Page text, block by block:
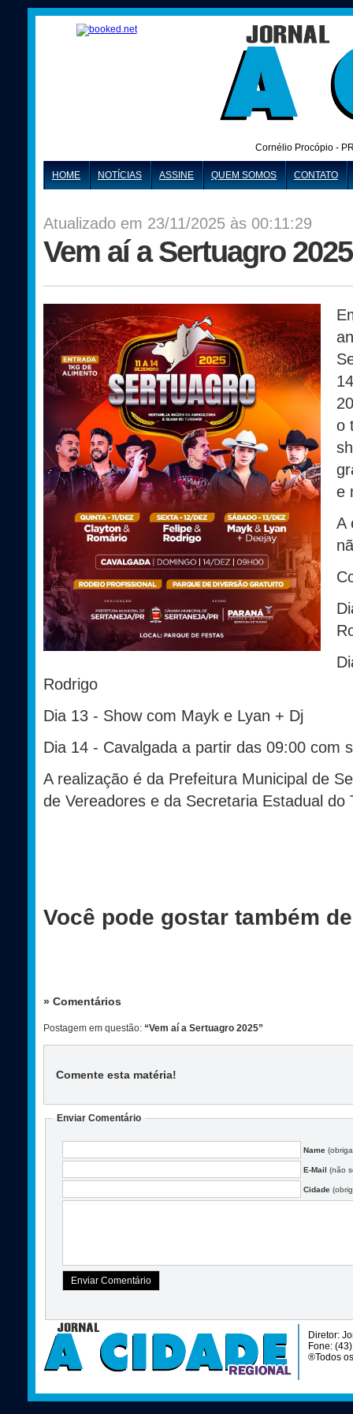
Cornélio Procópio -
HOME NOTÍCIAS ASSINE QUEM SOMOS CONTATO
Atualizado em 23/11/2025 às 00:11:29
Vem aí a Sertuagro 2025
o
e
A
Rodrigo
Dia 13 - Show com Mayk e Lyan + Dj
Dia 14 - Cavalgada a partir das 09:00 com
A realização é da Prefeitura Municipal de
de Vereadores e da Secretaria Estadual do
Você pode gostar também
» Comentários
Postagem em questão: “Vem aí a Sertuagro 2025”
Comente esta matéria!
Enviar Comentário
Name
E-Mail (não
Cidade
Diretor:
Fone:
®Todos